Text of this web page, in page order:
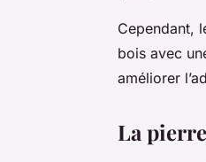
Cependant,
bois avec
améliorer
La